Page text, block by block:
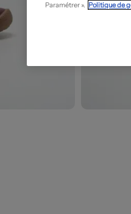
Paramétrer ». Politique de